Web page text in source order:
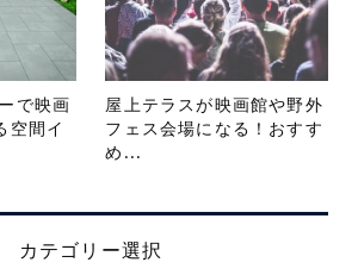
で映画
空間イ
屋上テラスが映画館や野外
フェス会場になる！おすす
め...
カテゴリー選択